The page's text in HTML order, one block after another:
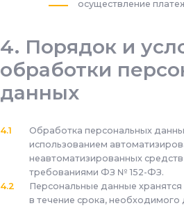
осуществление
Порядок и
обработки
данных
Обработка персональных
использованием
неавтоматизированных средств
требованиями ФЗ № 152-ФЗ.
Персональные данные
в течение срока,